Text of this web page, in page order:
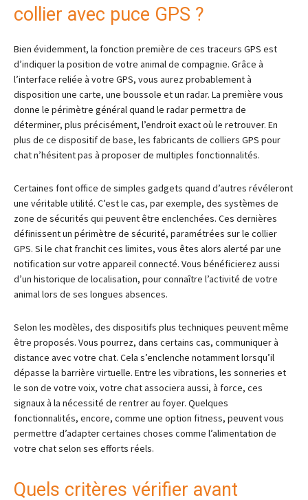
collier avec puce GPS ?
Bien évidemment, la fonction première de ces traceurs GPS est
d’indiquer la position de votre animal de compagnie. Grâce à
l’interface reliée à votre GPS, vous aurez probablement à
disposition une carte, une boussole et un radar. La première vous
donne le périmètre général quand le radar permettra de
déterminer, plus précisément, l’endroit exact où le retrouver. En
plus de ce dispositif de base, les fabricants de colliers GPS pour
chat n’hésitent pas à proposer de multiples fonctionnalités.
Certaines font office de simples gadgets quand d’autres révéleront
une véritable utilité. C’est le cas, par exemple, des systèmes de
zone de sécurités qui peuvent être enclenchées. Ces dernières
définissent un périmètre de sécurité, paramétrées sur le collier
GPS. Si le chat franchit ces limites, vous êtes alors alerté par une
notification sur votre appareil connecté. Vous bénéficierez aussi
d’un historique de localisation, pour connaître l’activité de votre
animal lors de ses longues absences.
Selon les modèles, des dispositifs plus techniques peuvent même
être proposés. Vous pourrez, dans certains cas, communiquer à
distance avec votre chat. Cela s’enclenche notamment lorsqu’il
dépasse la barrière virtuelle. Entre les vibrations, les sonneries et
le son de votre voix, votre chat associera aussi, à force, ces
signaux à la nécessité de rentrer au foyer. Quelques
fonctionnalités, encore, comme une option fitness, peuvent vous
permettre d’adapter certaines choses comme l’alimentation de
votre chat selon ses efforts réels.
Quels critères vérifier avant